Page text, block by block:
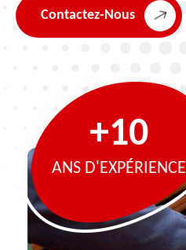
Contactez-Nous
+10
ANS D'EXPÉRIENCE